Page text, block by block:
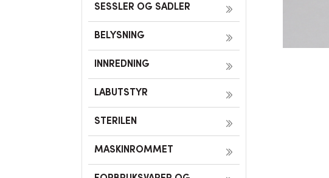
SESSLER OG SADLER
BELYSNING
INNREDNING
LABUTSTYR
STERILEN
MASKINROMMET